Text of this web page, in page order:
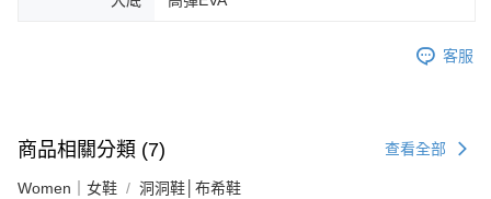
客服
商品相關分類 (7) 查看全部
Women｜女鞋 洞洞鞋│布希鞋